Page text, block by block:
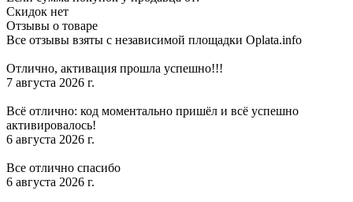
Скидок нет
Отзывы о товаре
Все отзывы взяты с независимой площадки Oplata.info
Отлично, активация прошла успешно!!!
7 августа 2026 г.
Всё отлично: код моментально пришёл и всё успешно
активировалось!
6 августа 2026 г.
Все отлично спасибо
6 августа 2026 г.